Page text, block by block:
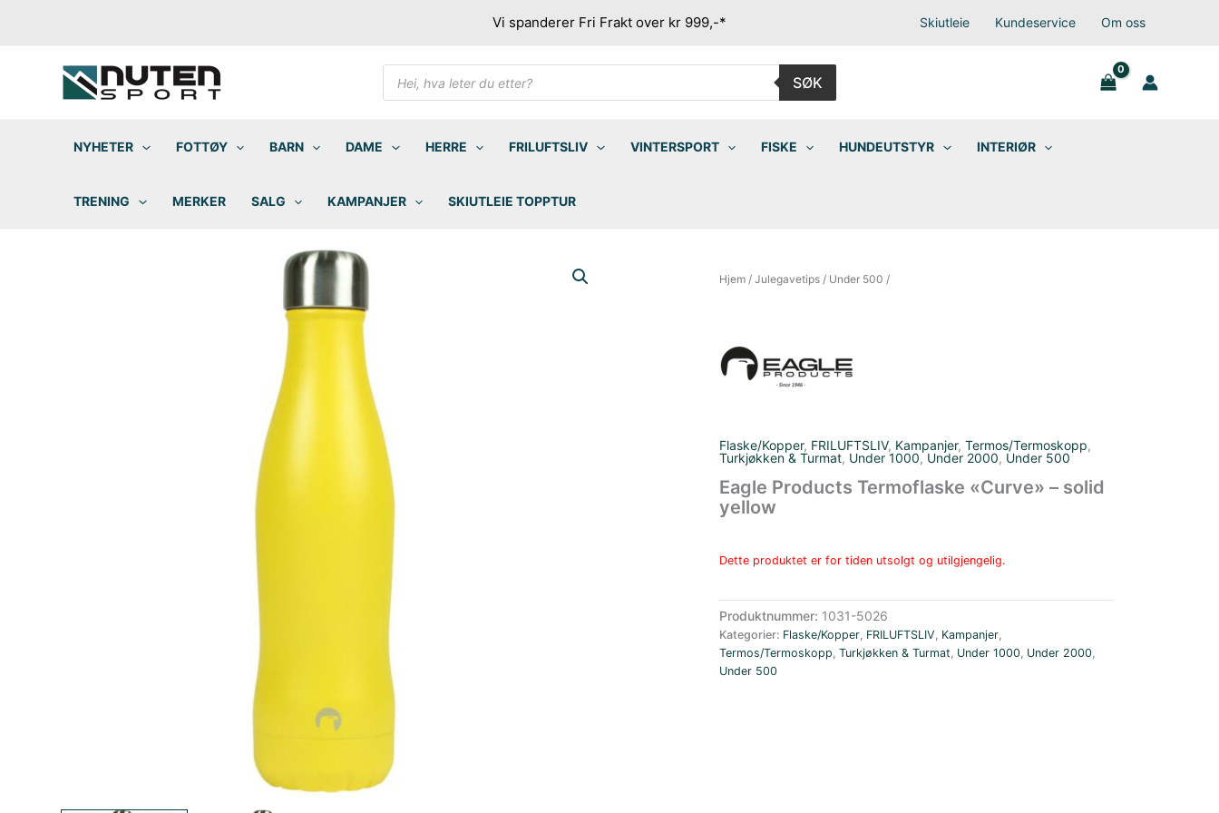
Vi spanderer Fri Frakt over kr 999,-* Skiutleie Kundeservice Om oss
Products
search
SØK
NYHETER FOTTØY BARN DAME HERRE FRILUFTSLIV VINTERSPORT FISKE HUNDEUTSTYR INTERIØR
TRENING MERKER SALG KAMPANJER SKIUTLEIE TOPPTUR
Hjem/ Julegavetips/ Under 500 /
Flaske/Kopper, FRILUFTSLIV, Kampanjer, Termos/Termoskopp,
Turkjøkken & Turmat, Under 1000, Under 2000, Under 500
Eagle Products Termoflaske «Curve» – solid
yellow
Dette produktet er for tiden utsolgt og utilgjengelig.
Produktnummer: 1031-5026
Kategorier: Flaske/Kopper, FRILUFTSLIV, Kampanjer,
Termos/Termoskopp, Turkjøkken & Turmat, Under 1000, Under 2000,
Under 500